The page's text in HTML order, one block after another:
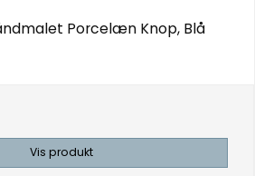
Porcelæn Knop, Blå
Vis produkt